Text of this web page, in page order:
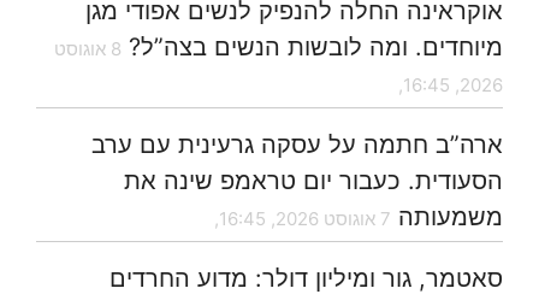
אוקראינה החלה להנפיק לנשים אפודי מגן
מיוחדים. ומה לובשות הנשים בצה”ל?
8 אוגוסט
2026, 16:45,
ארה”ב חתמה על עסקה גרעינית עם ערב
הסעודית. כעבור יום טראמפ שינה את
משמעותה 7 אוגוסט 2026, 16:45,
סאטמר, גור ומיליון דולר: מדוע החרדים